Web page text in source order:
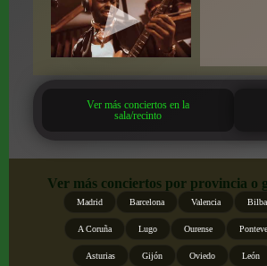
Ver más conciertos en la
sala/recinto
Ver más conciertos por provincia o
Madrid Barcelona Valencia
A Coruña Lugo Ourense
Asturias Gijón Oviedo León